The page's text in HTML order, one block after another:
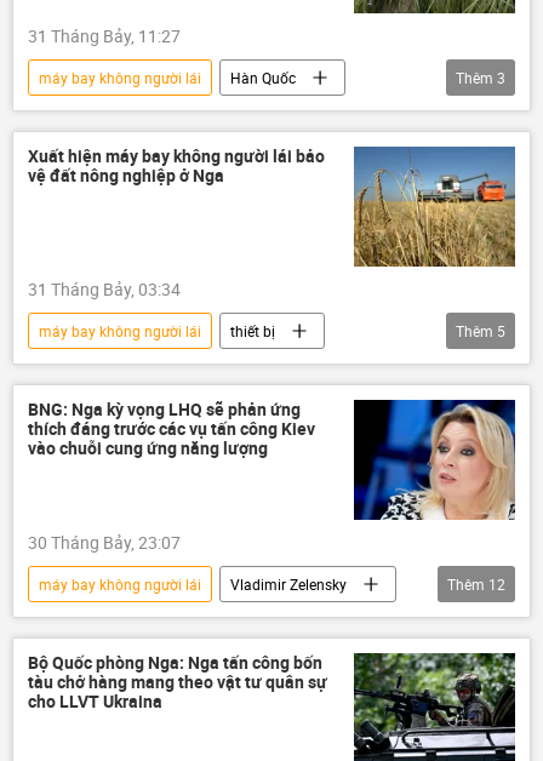
Hoa Kỳ
Xung đột Mỹ-Iran
31 Tháng Bảy, 11:27
máy bay không người lái
Hàn Quốc
UAV
Quân sự
Hoa Kỳ
Báo chí thế giới
Thêm 3
Xuất hiện máy bay không người lái bảo
vệ đất nông nghiệp ở Nga
31 Tháng Bảy, 03:34
máy bay không người lái
thiết bị
nông nghiệp
Nga
Chính trị
Thế giới
Nông dân
Thêm 5
BNG: Nga kỳ vọng LHQ sẽ phản ứng
thích đáng trước các vụ tấn công Kiev
vào chuỗi cung ứng năng lượng
30 Tháng Bảy, 23:07
máy bay không người lái
Vladimir Zelensky
Chiến dịch quân sự đặc biệt tại Ukraina
Bộ Ngoại giao Nga
Nga
Chính trị
Thế giới
Liên Hợp Quốc
Chính sách
Thêm 12
Bộ Quốc phòng Nga: Nga tấn công bốn
tàu chở hàng mang theo vật tư quân sự
cho LLVT Ukraina